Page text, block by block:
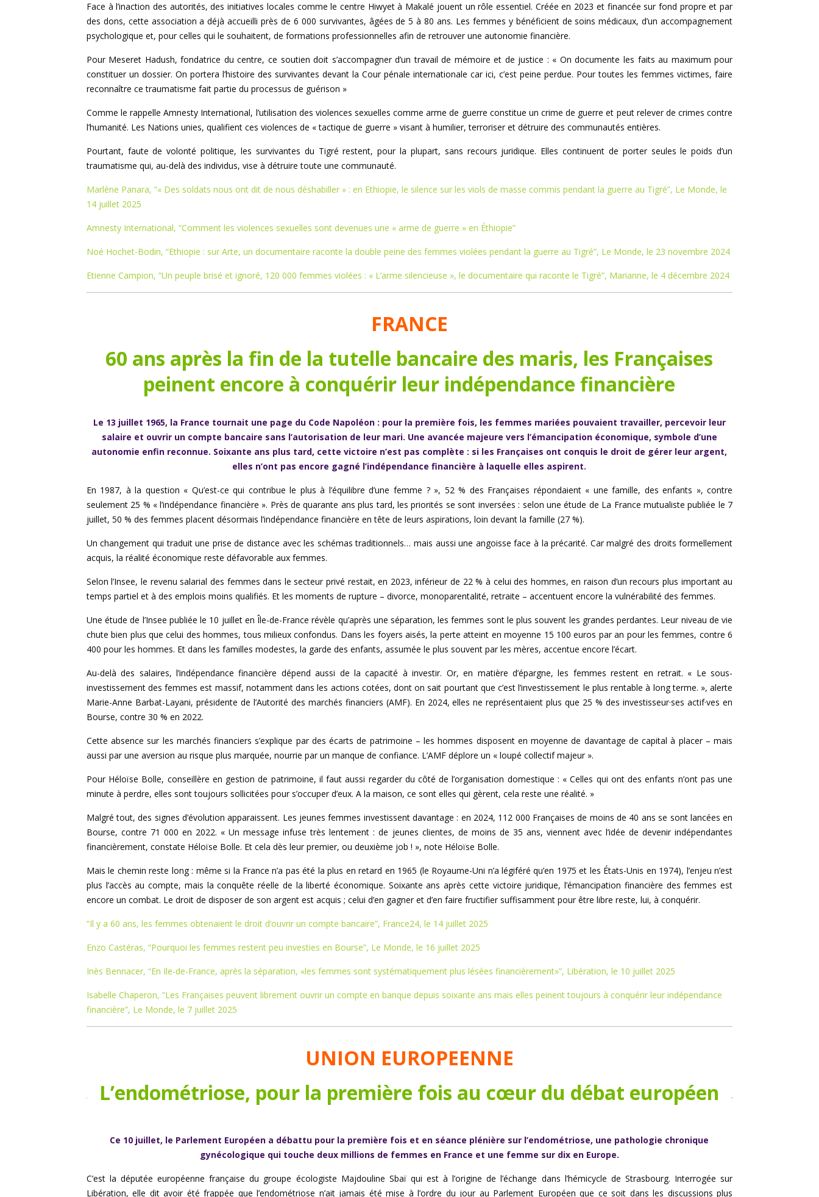
Face à l’inaction des autorités, des initiatives locales comme le centre Hiwyet à Makalé jouent un rôle essentiel. Créée en 2023 et financée sur fond propre et par
des dons, cette association a déjà accueilli près de 6 000 survivantes, âgées de 5 à 80 ans. Les femmes y bénéficient de soins médicaux, d’un accompagnement
psychologique et, pour celles qui le souhaitent, de formations professionnelles afin de retrouver une autonomie financière.
Pour Meseret Hadush, fondatrice du centre, ce soutien doit s’accompagner d’un travail de mémoire et de justice : « On documente les faits au maximum pour
constituer un dossier. On portera l’histoire des survivantes devant la Cour pénale internationale car ici, c’est peine perdue. Pour toutes les femmes victimes, faire
reconnaître ce traumatisme fait partie du processus de guérison »
Comme le rappelle Amnesty International, l’utilisation des violences sexuelles comme arme de guerre constitue un crime de guerre et peut relever de crimes contre
l’humanité. Les Nations unies, qualifient ces violences de « tactique de guerre » visant à humilier, terroriser et détruire des communautés entières.
Pourtant, faute de volonté politique, les survivantes du Tigré restent, pour la plupart, sans recours juridique. Elles continuent de porter seules le poids d’un
traumatisme qui, au-delà des individus, vise à détruire toute une communauté.
Marlène Panara, “« Des soldats nous ont dit de nous déshabiller » : en Ethiopie, le silence sur les viols de masse commis pendant la guerre au Tigré”, Le Monde, le
14 juillet 2025
Amnesty International, “Comment les violences sexuelles sont devenues une « arme de guerre » en Éthiopie”
Noé Hochet-Bodin, “Ethiopie : sur Arte, un documentaire raconte la double peine des femmes violées pendant la guerre au Tigré”, Le Monde, le 23 novembre 2024
Etienne Campion, “Un peuple brisé et ignoré, 120 000 femmes violées : « L’arme silencieuse », le documentaire qui raconte le Tigré”, Marianne, le 4 décembre 2024
FRANCE
60 ans après la fin de la tutelle bancaire des maris, les Françaises
peinent encore à conquérir leur indépendance financière
Le 13 juillet 1965, la France tournait une page du Code Napoléon : pour la première fois, les femmes mariées pouvaient travailler, percevoir leur
salaire et ouvrir un compte bancaire sans l’autorisation de leur mari. Une avancée majeure vers l’émancipation économique, symbole d’une
autonomie enfin reconnue. Soixante ans plus tard, cette victoire n’est pas complète : si les Françaises ont conquis le droit de gérer leur argent,
elles n’ont pas encore gagné l’indépendance financière à laquelle elles aspirent.
En 1987, à la question « Qu’est-ce qui contribue le plus à l’équilibre d’une femme ? », 52 % des Françaises répondaient « une famille, des enfants », contre
seulement 25 % « l’indépendance financière ». Près de quarante ans plus tard, les priorités se sont inversées : selon une étude de La France mutualiste publiée le 7
juillet, 50 % des femmes placent désormais l’indépendance financière en tête de leurs aspirations, loin devant la famille (27 %).
Un changement qui traduit une prise de distance avec les schémas traditionnels… mais aussi une angoisse face à la précarité. Car malgré des droits formellement
acquis, la réalité économique reste défavorable aux femmes.
Selon l’Insee, le revenu salarial des femmes dans le secteur privé restait, en 2023, inférieur de 22 % à celui des hommes, en raison d’un recours plus important au
temps partiel et à des emplois moins qualifiés. Et les moments de rupture – divorce, monoparentalité, retraite – accentuent encore la vulnérabilité des femmes.
Une étude de l’Insee publiée le 10 juillet en Île-de-France révèle qu’après une séparation, les femmes sont le plus souvent les grandes perdantes. Leur niveau de vie
chute bien plus que celui des hommes, tous milieux confondus. Dans les foyers aisés, la perte atteint en moyenne 15 100 euros par an pour les femmes, contre 6
400 pour les hommes. Et dans les familles modestes, la garde des enfants, assumée le plus souvent par les mères, accentue encore l’écart.
Au-delà des salaires, l’indépendance financière dépend aussi de la capacité à investir. Or, en matière d’épargne, les femmes restent en retrait. « Le sous-
investissement des femmes est massif, notamment dans les actions cotées, dont on sait pourtant que c’est l’investissement le plus rentable à long terme. », alerte
Marie-Anne Barbat-Layani, présidente de l’Autorité des marchés financiers (AMF). En 2024, elles ne représentaient plus que 25 % des investisseur·ses actif·ves en
Bourse, contre 30 % en 2022.
Cette absence sur les marchés financiers s’explique par des écarts de patrimoine – les hommes disposent en moyenne de davantage de capital à placer – mais
aussi par une aversion au risque plus marquée, nourrie par un manque de confiance. L’AMF déplore un « loupé collectif majeur ».
Pour Héloïse Bolle, conseillère en gestion de patrimoine, il faut aussi regarder du côté de l’organisation domestique : « Celles qui ont des enfants n’ont pas une
minute à perdre, elles sont toujours sollicitées pour s’occuper d’eux. A la maison, ce sont elles qui gèrent, cela reste une réalité. »
Malgré tout, des signes d’évolution apparaissent. Les jeunes femmes investissent davantage : en 2024, 112 000 Françaises de moins de 40 ans se sont lancées en
Bourse, contre 71 000 en 2022. « Un message infuse très lentement : de jeunes clientes, de moins de 35 ans, viennent avec l’idée de devenir indépendantes
financièrement, constate Héloïse Bolle. Et cela dès leur premier, ou deuxième job ! », note Héloïse Bolle.
Mais le chemin reste long : même si la France n’a pas été la plus en retard en 1965 (le Royaume-Uni n’a légiféré qu’en 1975 et les États-Unis en 1974), l’enjeu n’est
plus l’accès au compte, mais la conquête réelle de la liberté économique. Soixante ans après cette victoire juridique, l’émancipation financière des femmes est
encore un combat. Le droit de disposer de son argent est acquis ; celui d’en gagner et d’en faire fructifier suffisamment pour être libre reste, lui, à conquérir.
“Il y a 60 ans, les femmes obtenaient le droit d’ouvrir un compte bancaire”, France24, le 14 juillet 2025
Enzo Castéras, “Pourquoi les femmes restent peu investies en Bourse”, Le Monde, le 16 juillet 2025
Inès Bennacer, “En Ile-de-France, après la séparation, «les femmes sont systématiquement plus lésées financièrement»”, Libération, le 10 juillet 2025
Isabelle Chaperon, “Les Françaises peuvent librement ouvrir un compte en banque depuis soixante ans mais elles peinent toujours à conquérir leur indépendance
financière”, Le Monde, le 7 juillet 2025
UNION EUROPEENNE
L’endométriose, pour la première fois au cœur du débat européen
Ce 10 juillet, le Parlement Européen a débattu pour la première fois et en séance plénière sur l’endométriose, une pathologie chronique
gynécologique qui touche deux millions de femmes en France et une femme sur dix en Europe.
C’est la députée européenne française du groupe écologiste Majdouline Sbaï qui est à l’origine de l’échange dans l’hémicycle de Strasbourg. Interrogée sur
Libération, elle dit avoir été frappée que l’endométriose n’ait jamais été mise à l’ordre du jour au Parlement Européen que ce soit dans les discussions plus